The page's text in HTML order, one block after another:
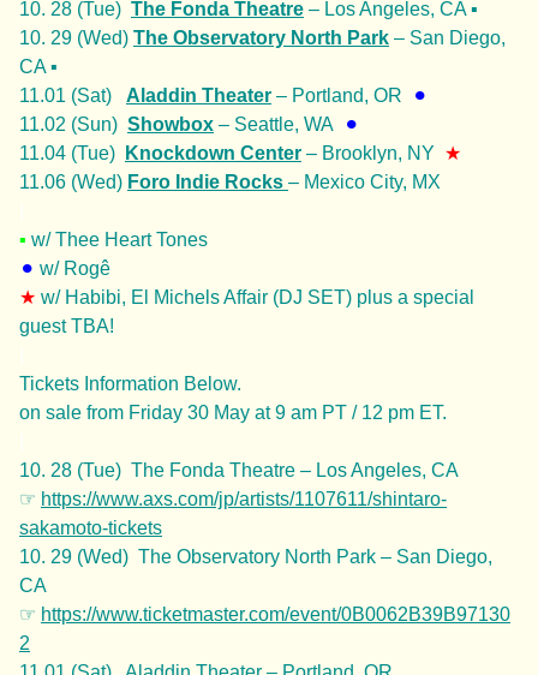
10. 28 (Tue) The Fonda Theatre – Los Angeles, CA ▪️
10. 29 (Wed) The Observatory North Park – San Diego,
CA ▪️
11.01 (Sat) Aladdin Theater – Portland, OR
⚫︎
11.02 (Sun) Showbox – Seattle, WA
⚫︎
11.04 (Tue)
Knockdown Center – Brooklyn, NY ★
11.06 (Wed) Foro Indie Rocks – Mexico City, MX
▪️ w/ Thee Heart Tones
⚫︎ w/ Rogê
★ w/ Habibi, El Michels Affair (DJ SET) plus a special
guest TBA!
Tickets Information Below.
on sale from Friday 30 May at 9 am PT / 12 pm ET.
10. 28 (Tue) The Fonda Theatre – Los Angeles, CA
☞ https://www.axs.com/jp/artists/1107611/shintaro-
sakamoto-tickets
10. 29 (Wed) The Observatory North Park – San Diego,
CA
☞ https://www.ticketmaster.com/event/0B0062B39B97130
2